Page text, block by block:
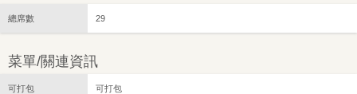
總席數 29
菜單/關連資訊
可打包 可打包